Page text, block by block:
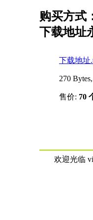
购买方式
下载地址
下载地址
270
售价: 70
欢迎光临